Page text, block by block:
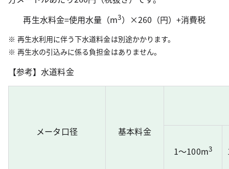
再生水料金=使用水量（m3）×260（円）+消費税
再生水利用に伴う下水道料金は別途かかります。
再生水の引込みに係る負担金はありません。
【参考】水道料金
メータ口径
基本料金
1～100m3